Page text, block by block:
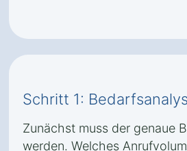
Schritt 1:
Zunächst muss der genaue
werden. Welches